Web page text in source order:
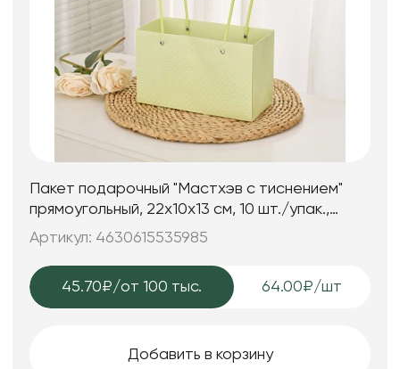
Пакет подарочный "Мастхэв c тиснением"
прямоугольный, 22х10х13 см, 10 шт./упак.,
пастельно-зеленый
Артикул: 4630615535985
45.70₽/от 100 тыс. 64.00₽/шт
Добавить в корзину